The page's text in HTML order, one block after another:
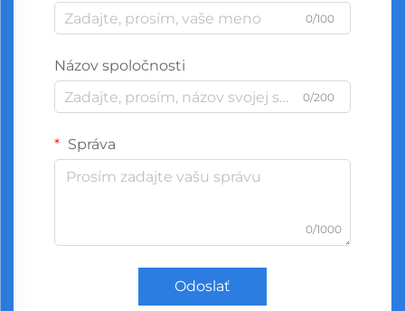
0/100
Názov spoločnosti
0/200
Správa
0/1000
Odoslať